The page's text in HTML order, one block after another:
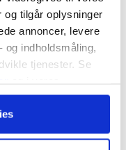
og tilgår oplysninger
annoncer, levere
og indholdsmåling,
tjenester. Se
dit samtykke
på "Privacy
af Økonomisk
2026.
af Økonomisk
for danske life
store